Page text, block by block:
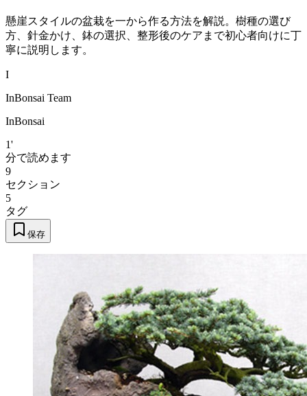
懸崖スタイルの盆栽を一から作る方法を解説。樹種の選び
方、針金かけ、鉢の選択、整形後のケアまで初心者向けに丁
寧に説明します。
I
InBonsai Team
InBonsai
1'
分で読めます
9
セクション
5
タグ
保存